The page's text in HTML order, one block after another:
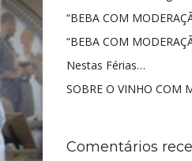
“BEBA COM
“BEBA COM
Nestas Férias…
SOBRE O VINHO COM
Comentários